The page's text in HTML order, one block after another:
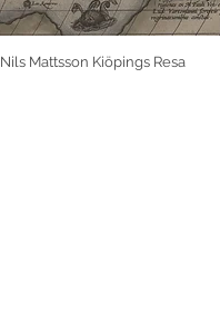
Nils Mattsson Kiöpings Resa